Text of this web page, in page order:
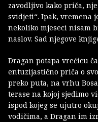
zavodljivo kako priča,
svidjeti“. Ipak, vremena
nekoliko mjeseci nisam
naslov. Sad njegove
Dragan potapa vrećicu
entuzijastično priča o
preko puta, na vrhu
terase na kojoj sjedimo
ispod kojeg se ujutro
vodičima, a Dragan im